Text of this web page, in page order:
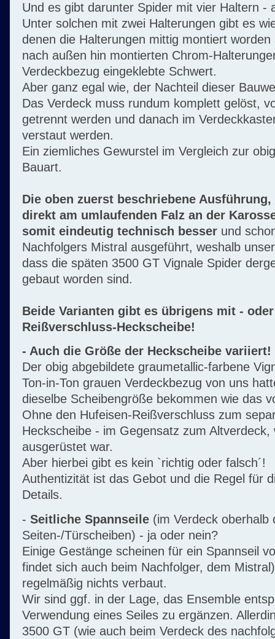
Und es gibt darunter Spider mit vier Haltern -
Unter solchen mit zwei Halterungen gibt es
denen die Halterungen mittig montiert
nach außen hin montierten Chrom-
Verdeckbezug eingeklebte Schwert.
Aber ganz egal wie, der Nachteil dieser
Das Verdeck muss rundum komplett gelöst,
getrennt werden und danach im
verstaut werden.
Ein ziemliches Gewurstel im Vergleich zur
Bauart.
Die oben zuerst beschriebene
direkt am umlaufenden Falz an der
somit eindeutig technisch besser und
Nachfolgers Mistral ausgeführt, weshalb
dass die späten 3500 GT Vignale Spider
gebaut worden sind.
Beide Varianten gibt es übrigens mit -
Reißverschluss-Heckscheibe!
- Auch die Größe der Heckscheibe variiert!
Der obig abgebildete graumetallic-farbene
Ton-in-Ton grauen Verdeckbezug von uns
dieselbe Scheibengröße bekommen wie das
Ohne den Hufeisen-Reißverschluss zum
Heckscheibe - im Gegensatz zum Altverdeck,
ausgerüstet war.
Aber hierbei gibt es kein `richtig oder falsch´!
Authentizität ist das Gebot und die Regel für
Details.
- Seitliche Spannseile (im Verdeck oberhalb
Seiten-/Türscheiben) - ja oder nein?
Einige Gestänge scheinen für ein Spannseil
findet sich auch beim Nachfolger, dem
regelmäßig nichts verbaut.
Wir sind ggf. in der Lage, das Ensemble
Verwendung eines Seiles zu ergänzen.
3500 GT (wie auch beim Verdeck des